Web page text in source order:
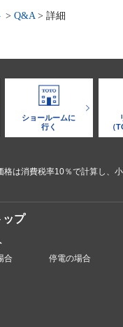
> Q&A > 詳細
ショールームに
行く
（
は消費税率10％で計算し、
ップ
合
停電の場合